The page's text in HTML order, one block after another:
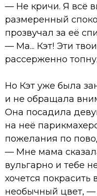
— Не кричи. Я всё
размеренный
прозвучал за её
— Ма... Кэт! Эти
рассерженно
Но Кэт уже была
и не обращала
Она посадила
на неё
пожелания по
— Мне мама
вульгарно и тебе
хочется покрасить
необычный цвет, —